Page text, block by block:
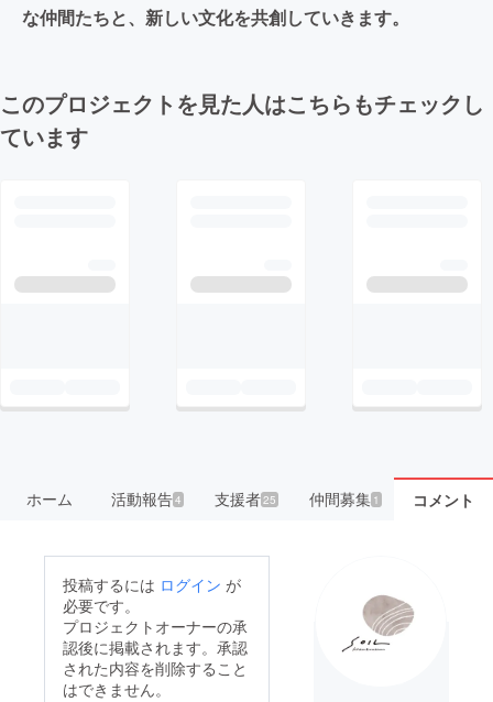
な仲間たちと、新しい文化を共創していきます。
このプロジェクトを見た人はこちらもチェックし
ています
ホーム 活動報告4 支援者 25 仲間募集 1 コメント
投稿するには ログイン が
必要です。
プロジェクトオーナーの承
認後に掲載されます。承認
された内容を削除すること
はできません。